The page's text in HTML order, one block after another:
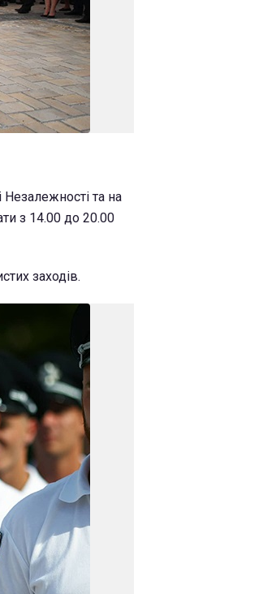
Незалежності та на
з 14.00 до 20.00
заходів.